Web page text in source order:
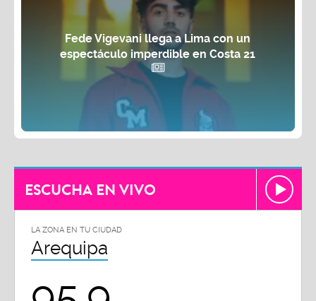
Fede Vigevani llega a Lima con un
espectáculo imperdible en Costa 21
ESCUCHA EN VIVO
LA ZONA EN TU CIUDAD
Arequipa